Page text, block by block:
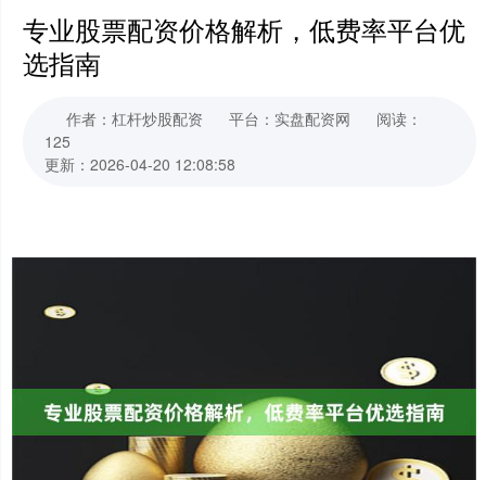
专业股票配资价格解析，低费率平台优
选指南
作者：杠杆炒股配资 平台：实盘配资网
阅读：
125
更新：2026-04-20 12:08:58